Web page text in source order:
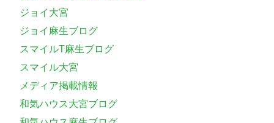
ジョイ大宮
ジョイ麻生ブログ
スマイルT麻生ブログ
スマイル大宮
メディア掲載情報
和気ハウス大宮ブログ